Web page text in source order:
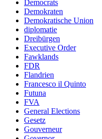
Democrats
Demokraten
Demokratische Union
diplomatie
Dreibürgen
Executive Order
Fawklands
FDR
Flandrien
Francesco il Quinto
Futuna
FVA
General Elections
Gesetz
Gouverneur